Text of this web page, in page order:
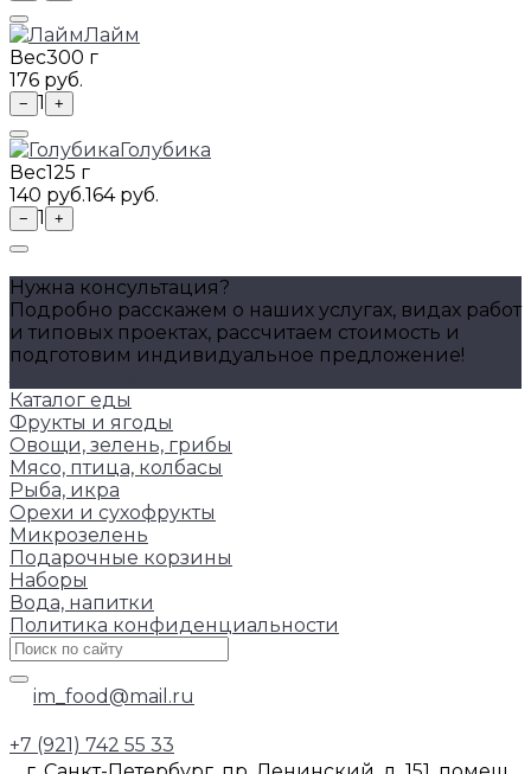
Лайм
Вес300 г
176 руб.
− 1 +
Голубика
Вес125 г
140 руб.164 руб.
− 1 +
Нужна консультация?
Подробно расскажем о наших услугах, видах работ
и типовых проектах, рассчитаем стоимость и
подготовим индивидуальное предложение!
Каталог еды
Фрукты и ягоды
Овощи, зелень, грибы
Мясо, птица, колбасы
Рыба, икра
Орехи и сухофрукты
Микрозелень
Подарочные корзины
Наборы
Вода, напитки
Политика конфиденциальности
im_food@mail.ru
+7 (921) 742 55 33